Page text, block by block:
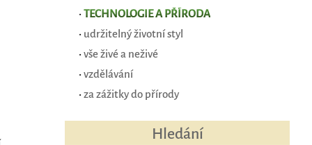
•TECHNOLOGIE A PŘÍRODA
• udržitelný životní styl
•vše živé a neživé
•vzdělávání
•za zážitky do přírody
Hledání